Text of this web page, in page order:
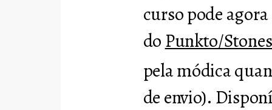
curso pode
do Punkto/
pela módica
de envio).